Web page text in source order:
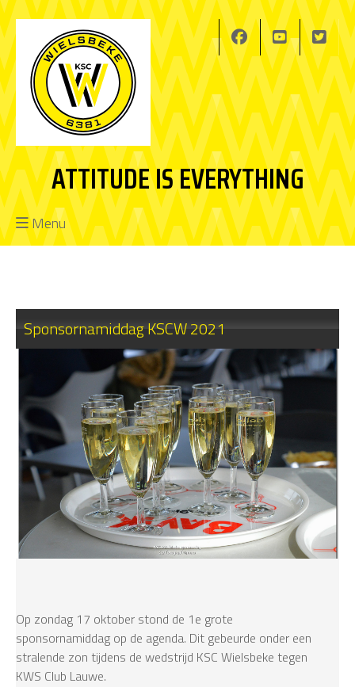
ATTITUDE IS EVERYTHING
Menu
Sponsornamiddag KSCW 2021
Op zondag 17 oktober stond de 1e grote
sponsornamiddag op de agenda. Dit gebeurde onder een
stralende zon tijdens de wedstrijd KSC Wielsbeke tegen
KWS Club Lauwe.